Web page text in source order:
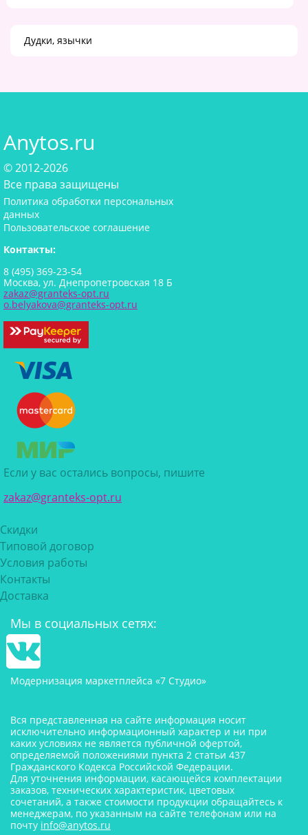
Дудки, язычки
Anytos.ru
© 2012-2026
Все права защищены
Политика обработки персональных
данных
Пользовательское соглашение
Контакты:
8 (495) 369-23-54
Москва, ул. Днепропетровская 18 Б
zakaz@granteks-opt.ru
o.belyakova@granteks-opt.ru
Если у вас остались вопросы, пишите
zakaz@granteks-opt.ru
Скидки
Типовой договор
Условия работы
Контакты
Доставка
Мы в социальных сетях:
Модернизация маркетплейса «7 Студио»
Вся представленная на сайте информация носит
исключительно информационный характер и ни при
каких условиях не является публичной офертой,
определяемой положениями пункта 2 статьи 437
Гражданского Кодекса Российской Федерации.
Для уточнения информации, касающейся комплектации
заказов, технических характеристик, цветовых
сочетаний, а также стоимости продукции обращайтесь к
менеджерам, по указанным на сайте телефонам или на
почту info@anytos.ru